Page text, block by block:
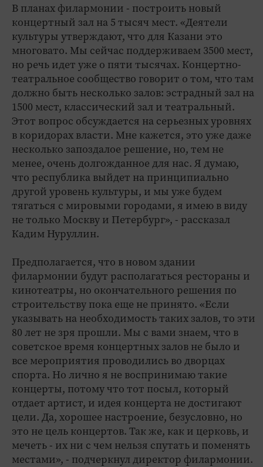
В планах филармонии - построить новый
концертный зал на 5 тысяч мест. «Деятели
культуры утверждают, что для Казани это
многовато. Мы сейчас поддерживаем 3500 мест,
но речь идет уже о пяти тысячах. Концертно-
театральное сообщество говорит о том, что там
должно быть несколько залов: эстрадный зал на
1500 мест, классический зал и театральный.
Этот вопрос обсуждается на серьезных уровнях
в коридорах власти. Мне кажется, это уже даже
несколько запоздалое решение, но, тем не
менее, очень долгожданное для нас. Я думаю,
что республика выйдет на принципиально
другой уровень культуры, и мы уже будем
тягаться с мировыми городами, я имею в виду
не только Москву и Петербург», - рассказал
Кадим Нуруллин.
Предполагается, что в новом здании
филармонии будут располагаться рестораны и
кинотеатры, но окончательного решения по
строительству пока еще не принято. «Если
указывать на необходимость таких залов, то эти
80 лет не зря прошли. Мы с вами знаем, что в
советское время концертных залов не было и
все мероприятия проводились во дворцах
спорта. Но лично я не воспринимаю такие
концерты, потому что тот посыл, который
отдает артист, и идея концерта не достигают
цели. Да, хорошее настроение, безусловно, но
это не цель концертов. Так же, как и церковь, и
мечеть - их ни с чем нельзя спутать и поменять
местами», - подчеркнул директор филармонии.